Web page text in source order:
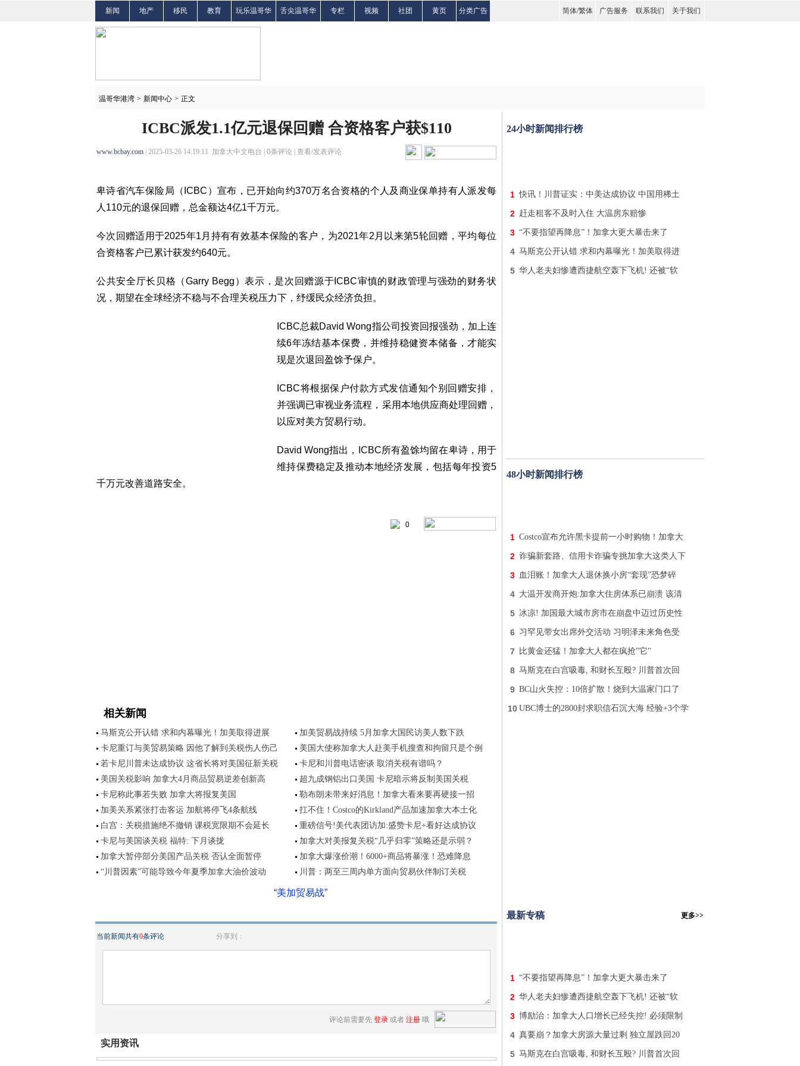
新闻 地产 移民 教育 玩乐温哥华 舌尖温哥华 专栏 视频 社团 黄页 分类广告 简体/繁体 广告服务 联系我们 关于我们
温哥华港湾 > 新闻中心 > 正文
ICBC派发1.1亿元退保回赠 合资格客户获$110
www.bcbay.com | 2025-03-26 14:19:11 加拿大中文电台 | 0条评论 | 查看/发表评论
卑诗省汽车保险局（ICBC）宣布，已开始向约370万名合资格的个人及商业保单持有人派发每
人110元的退保回赠，总金额达4亿1千万元。
今次回赠适用于2025年1月持有有效基本保险的客户，为2021年2月以来第5轮回赠，平均每位
合资格客户已累计获发约640元。
公共安全厅长贝格（Garry Begg）表示，是次回赠源于ICBC审慎的财政管理与强劲的财务状
况，期望在全球经济不稳与不合理关税压力下，纾缓民众经济负担。
ICBC总裁David Wong指公司投资回报强劲，加上连
续6年冻结基本保费，并维持稳健资本储备，才能实
现是次退回盈馀予保户。
ICBC将根据保户付款方式发信通知个别回赠安排，
并强调已审视业务流程，采用本地供应商处理回赠，
以应对美方贸易行动。
David Wong指出，ICBC所有盈馀均留在卑诗，用于
维持保费稳定及推动本地经济发展，包括每年投资5
千万元改善道路安全。
0
相关新闻
马斯克公开认错 求和内幕曝光！加美取得进展
加美贸易战持续 5月加拿大国民访美人数下跌
卡尼重订与美贸易策略 因他了解到关税伤人伤己
美国大使称加拿大人赴美手机搜查和拘留只是个例
若卡尼川普未达成协议 这省长将对美国征新关税
卡尼和川普电话密谈 取消关税有谱吗？
美国关税影响 加拿大4月商品贸易逆差创新高
超九成钢铝出口美国 卡尼暗示将反制美国关税
卡尼称此事若失败 加拿大将报复美国
勒布朗未带来好消息！加拿大看来要再硬接一招
加美关系紧张打击客运 加航将停飞4条航线
扛不住！Costco的Kirkland产品加速加拿大本土化
白宫：关税措施绝不撤销 课税宽限期不会延长
重磅信号!美代表团访加:盛赞卡尼+看好达成协议
卡尼与美国谈关税 福特: 下月谈拢
加拿大对美报复关税“几乎归零”策略还是示弱？
加拿大暂停部分美国产品关税 否认全面暂停
加拿大爆涨价潮！6000+商品将暴涨！恐难降息
“川普因素”可能导致今年夏季加拿大油价波动
川普：两至三周内单方面向贸易伙伴制订关税
“美加贸易战”
当前新闻共有0条评论 分享到：
评论前需要先 登录 或者 注册 哦
实用资讯
24小时新闻排行榜
1 快讯！川普证实：中美达成协议 中国用稀土
2 赶走租客不及时入住 大温房东赔惨
3 “不要指望再降息”！加拿大更大暴击来了
4 马斯克公开认错 求和内幕曝光！加美取得进
5 华人老夫妇惨遭西捷航空轰下飞机! 还被“软
48小时新闻排行榜
1 Costco宣布允许黑卡提前一小时购物！加拿大
2 诈骗新套路、信用卡诈骗专挑加拿大这类人下
3 血泪账！加拿大人退休换小房“套现”恐梦碎
4 大温开发商开炮:加拿大住房体系已崩溃 该清
5 冰凉! 加国最大城市房市在崩盘中迈过历史性
6 习罕见带女出席外交活动 习明泽未来角色受
7 比黄金还猛！加拿大人都在疯抢"它"
8 马斯克在白宫吸毒, 和财长互殴? 川普首次回
9 BC山火失控：10倍扩散！烧到大温家门口了
10 UBC博士的2800封求职信石沉大海 经验+3个学
最新专稿 更多>>
1 “不要指望再降息”！加拿大更大暴击来了
2 华人老夫妇惨遭西捷航空轰下飞机! 还被“软
3 博励治：加拿大人口增长已经失控! 必须限制
4 真要崩？加拿大房源大量过剩 独立屋跌回20
5 马斯克在白宫吸毒, 和财长互殴? 川普首次回